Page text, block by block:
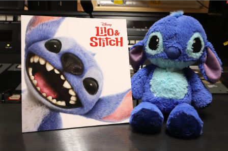
お知らせ
イベント・グッズ
YouTube
会社情報